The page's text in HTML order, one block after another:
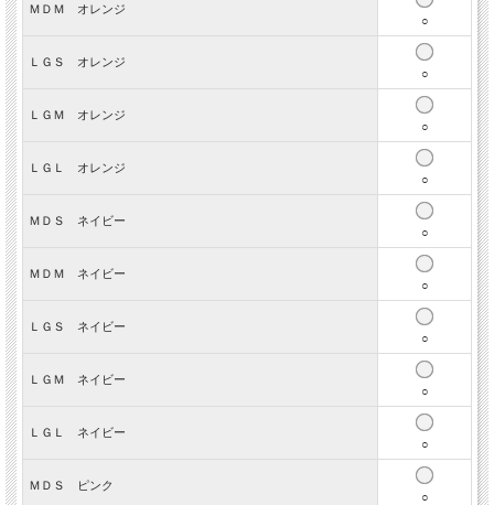
お揃いのスヌードもあります。
雨の日Ｔシャツは超撥水効果により水をはじくので、グッショリと身体にへば
ムシムした雨上がりのお散歩でも、メッシュで通気性が良く快適な着心地で
メッシュなのでしっかりした強い雨だと入り込んでしまいますが、小雨や雨上
がりの泥よけには雨の日Ｔシャツがピッタリ！頭濡れを防ぎたい方は、お揃い
ＭＤＭ オレンジ
○
ＬＧＳ オレンジ
○
ＬＧＭ オレンジ
○
ＬＧＬ オレンジ
○
ＭＤＳ ネイビー
○
ＭＤＭ ネイビー
○
ＬＧＳ ネイビー
○
ＬＧＭ ネイビー
○
ＬＧＬ ネイビー
○
ＭＤＳ ピンク
○